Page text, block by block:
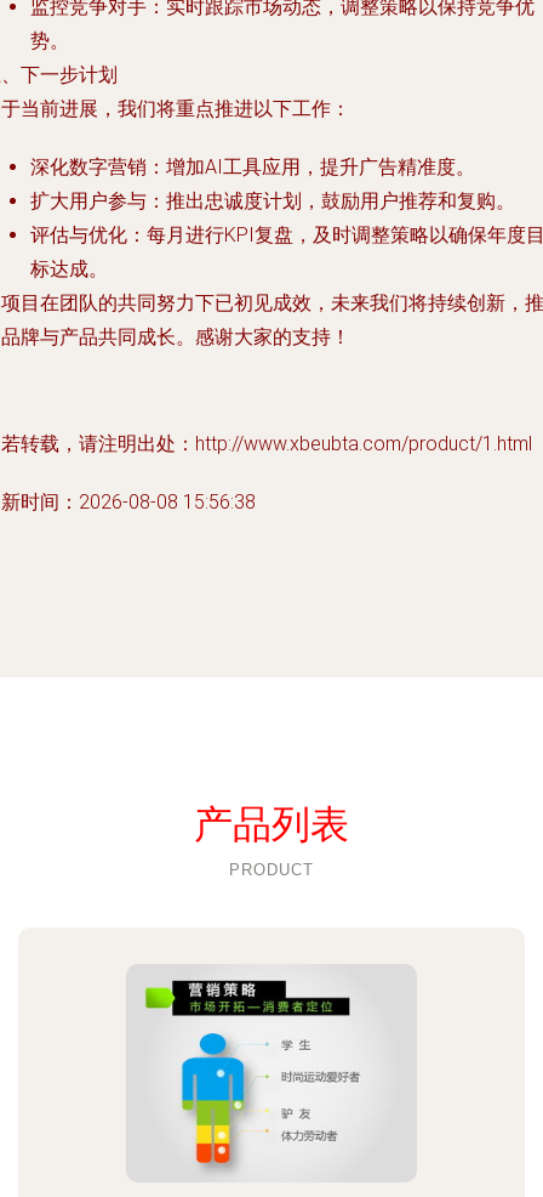
监控竞争对手：实时跟踪市场动态，调整策略以保持竞争优
势。
下一步计划
当前进展，我们将重点推进以下工作：
深化数字营销：增加AI工具应用，提升广告精准度。
扩大用户参与：推出忠诚度计划，鼓励用户推荐和复购。
评估与优化：每月进行KPI复盘，及时调整策略以确保年度
标达成。
目在团队的共同努力下已初见成效，未来我们将持续创新，推
牌与产品共同成长。感谢大家的支持！
转载，请注明出处：http://www.xbeubta.com/product/1.html
时间：2026-08-08 15:56:38
产品列表
PRODUCT